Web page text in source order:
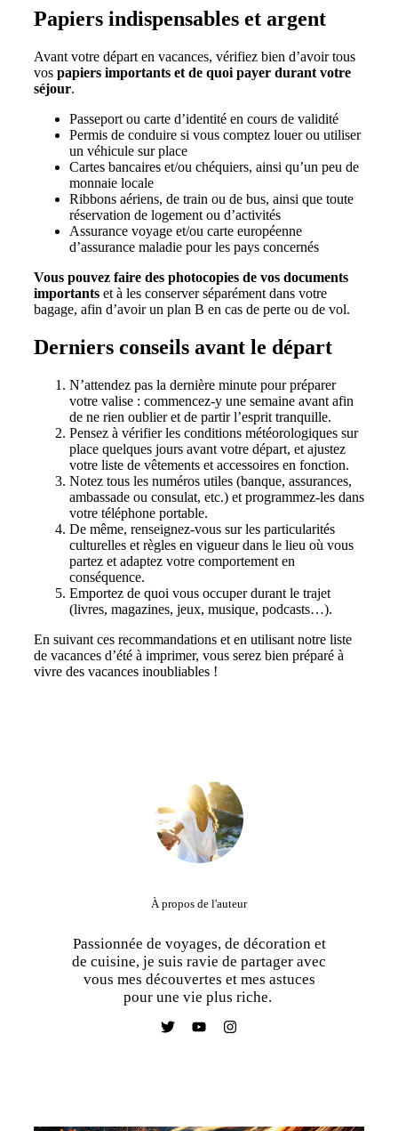
Papiers indispensables et argent
Avant votre départ en vacances, vérifiez bien d’avoir tous
vos papiers importants et de quoi payer durant votre
séjour.
Passeport ou carte d’identité en cours de validité
Permis de conduire si vous comptez louer ou utiliser
un véhicule sur place
Cartes bancaires et/ou chéquiers, ainsi qu’un peu de
monnaie locale
Ribbons aériens, de train ou de bus, ainsi que toute
réservation de logement ou d’activités
Assurance voyage et/ou carte européenne
d’assurance maladie pour les pays concernés
Vous pouvez faire des photocopies de vos documents
importants et à les conserver séparément dans votre
bagage, afin d’avoir un plan B en cas de perte ou de vol.
Derniers conseils avant le départ
N’attendez pas la dernière minute pour préparer
votre valise : commencez-y une semaine avant afin
de ne rien oublier et de partir l’esprit tranquille.
Pensez à vérifier les conditions météorologiques sur
place quelques jours avant votre départ, et ajustez
votre liste de vêtements et accessoires en fonction.
Notez tous les numéros utiles (banque, assurances,
ambassade ou consulat, etc.) et programmez-les dans
votre téléphone portable.
De même, renseignez-vous sur les particularités
culturelles et règles en vigueur dans le lieu où vous
partez et adaptez votre comportement en
conséquence.
Emportez de quoi vous occuper durant le trajet
(livres, magazines, jeux, musique, podcasts…).
En suivant ces recommandations et en utilisant notre liste
de vacances d’été à imprimer, vous serez bien préparé à
vivre des vacances inoubliables !
À propos de l'auteur
Passionnée de voyages, de décoration et
de cuisine, je suis ravie de partager avec
vous mes découvertes et mes astuces
pour une vie plus riche.